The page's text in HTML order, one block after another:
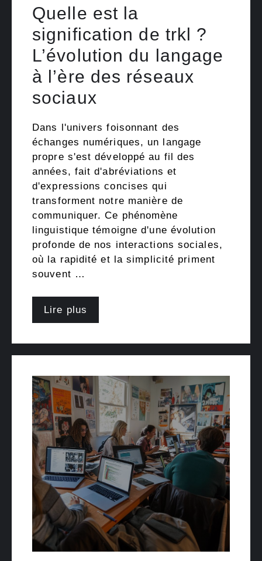
Quelle est la
signification de trkl ?
L’évolution du langage
à l’ère des réseaux
sociaux
Dans l'univers foisonnant des
échanges numériques, un langage
propre s'est développé au fil des
années, fait d'abréviations et
d'expressions concises qui
transforment notre manière de
communiquer. Ce phénomène
linguistique témoigne d'une évolution
profonde de nos interactions sociales,
où la rapidité et la simplicité priment
souvent …
Lire plus